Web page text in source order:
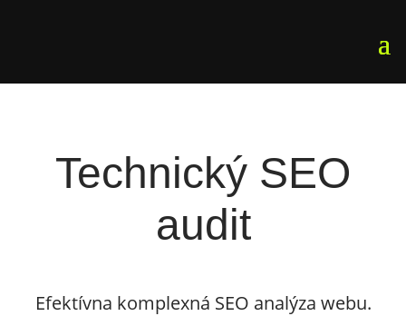
Technický SEO
audit
Efektívna komplexná SEO analýza webu.